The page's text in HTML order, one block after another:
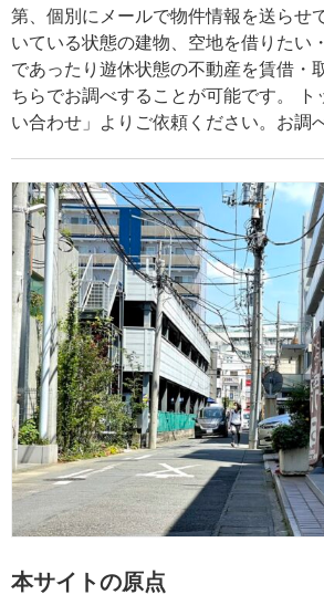
第、個別にメールで物件情報を送らせ
いている状態の建物、空地を借りたい
であったり遊休状態の不動産を賃借・
ちらでお調べすることが可能です。 ト
い合わせ」よりご依頼ください。お
本サイトの原点